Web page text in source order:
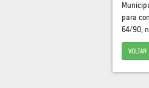
para
64/90,
VOLTAR